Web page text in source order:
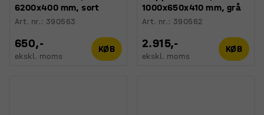
6200x400 mm, sort
Art. nr.: 390563
650,-
ekskl. moms
KØB
1000x650x410 mm, grå
Art. nr.: 390562
2.915,-
ekskl. moms
KØB